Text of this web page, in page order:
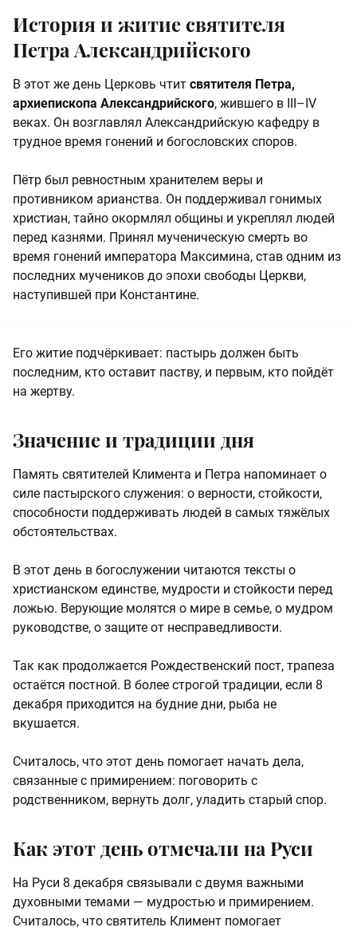
История и житие святителя
Петра Александрийского
В этот же день Церковь чтит святителя Петра,
архиепископа Александрийского, жившего в III–IV
веках. Он возглавлял Александрийскую кафедру в
трудное время гонений и богословских споров.
Пётр был ревностным хранителем веры и
противником арианства. Он поддерживал гонимых
христиан, тайно окормлял общины и укреплял людей
перед казнями. Принял мученическую смерть во
время гонений императора Максимина, став одним из
последних мучеников до эпохи свободы Церкви,
наступившей при Константине.
Его житие подчёркивает: пастырь должен быть
последним, кто оставит паству, и первым, кто пойдёт
на жертву.
Значение и традиции дня
Память святителей Климента и Петра напоминает о
силе пастырского служения: о верности, стойкости,
способности поддерживать людей в самых тяжёлых
обстоятельствах.
В этот день в богослужении читаются тексты о
христианском единстве, мудрости и стойкости перед
ложью. Верующие молятся о мире в семье, о мудром
руководстве, о защите от несправедливости.
Так как продолжается Рождественский пост, трапеза
остаётся постной. В более строгой традиции, если 8
декабря приходится на будние дни, рыба не
вкушается.
Считалось, что этот день помогает начать дела,
связанные с примирением: поговорить с
родственником, вернуть долг, уладить старый спор.
Как этот день отмечали на Руси
На Руси 8 декабря связывали с двумя важными
духовными темами — мудростью и примирением.
Считалось, что святитель Климент помогает